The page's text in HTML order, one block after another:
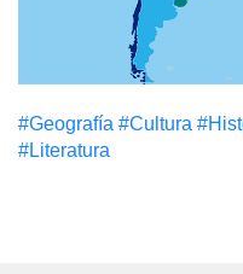
#Geografía #Cultura
#Literatura